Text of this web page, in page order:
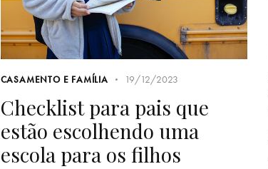
CASAMENTO E FAMÍLIA 19/12/2023
Checklist para pais que
estão escolhendo uma
escola para os filhos